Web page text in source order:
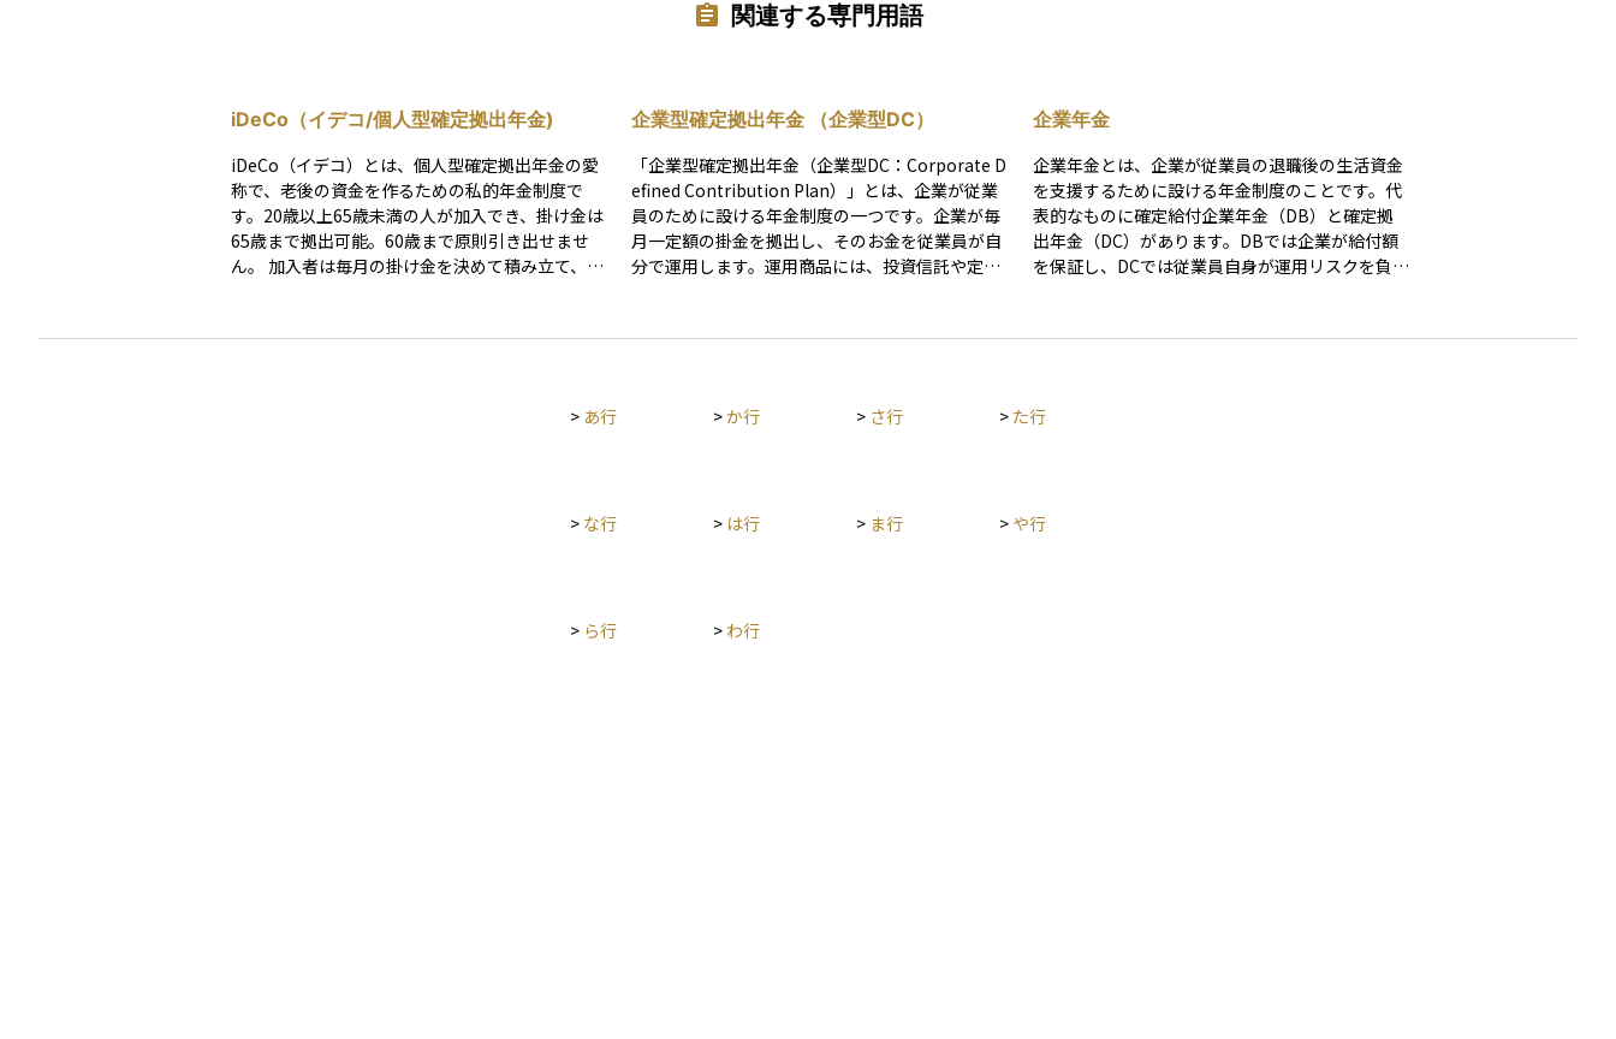
関連する専門用語
iDeCo（イデコ/個人型確定拠出年金)
iDeCo（イデコ）とは、個人型確定拠出年金の愛
称で、老後の資金を作るための私的年金制度で
す。20歳以上65歳未満の人が加入でき、掛け金は
65歳まで拠出可能。60歳まで原則引き出せませ
ん。 加入者は毎月の掛け金を決めて積み立て、選
選択、口座開設、申込書類提出などの手続きが必
時は掛金が全額所得控除の対象となり、運用時は
原則できない、というデメリットもあります。
企業型確定拠出年金 （企業型DC）
「企業型確定拠出年金（企業型DC：Corporate D
efined Contribution Plan）」とは、企業が従業
員のために設ける年金制度の一つです。企業が毎
月一定額の掛金を拠出し、そのお金を従業員が自
分で運用します。運用商品には、投資信託や定期
めのもので、掛金の拠出時に税制優遇があるとい
す。また、個人型確定拠出年金（iDeCo：Individ
企業年金
企業年金とは、企業が従業員の退職後の生活資金
を支援するために設ける年金制度のことです。代
表的なものに確定給付企業年金（DB）と確定拠
出年金（DC）があります。DBでは企業が給付額
を保証し、DCでは従業員自身が運用リスクを負い
を与えます。
> あ行 >か行 > さ行 > た行
> な行 > は行 > ま行 > や行
> ら行 > わ行